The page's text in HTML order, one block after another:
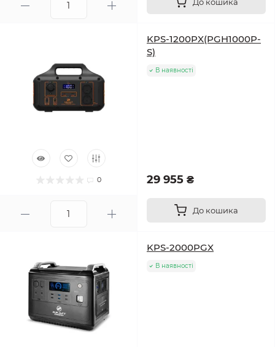
0
KPS-1200PX(PGH1000P-
S)
В наявності
29 955 ₴
До кошика
KPS-2000PGX
В наявності